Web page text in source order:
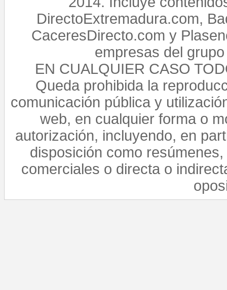
DirectoExtremadura.com,
CaceresDirecto.com y
empresas del
EN CUALQUIER CASO
Queda prohibida la
comunicación pública y
web, en cualquier forma o
autorización, incluyendo, en
disposición como
comerciales o directa o